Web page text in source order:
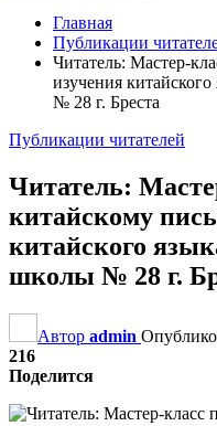
Главная
Публикации
Читатель: Мастер-
изучения
№ 28 г. Бреста
Публикации читателей
Читатель:
китайскому
китайского
школы № 28 г.
Автор admin
216
Поделится